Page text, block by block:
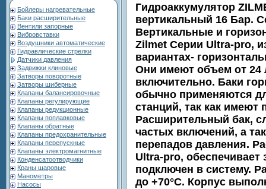
Бойлеры нагревательные
Баки расширительные
Вентили запорные
Вибровставки
Воздушники автоматические
Гидравлические стрелки
Датчики давления
Задвижки клиновые
Затворы поворотные
Затворы шиберные
Клапаны балансировочные
Клапаны регулирующие
Клапаны редукционные
Клапаны поплавковые
Клапаны обратные
Клапаны предохранительные
Клапаны перепускные
Клапаны электромагнитные
Конденсатоотводчики
Краны шаровые
Манометры
Насосы
Гидроаккумулятор
вертикальный 16 Бар.
Вертикальные и
Zilmet Серии Ultra-pro,
вариантах-
Они имеют объем от 24
включительно. Баки
обычно применяются
станций, так как имеют
Расширительный бак,
частых включений, а
перепадов давления.
Ultra-pro, обеспечивает
подключен в систему.
до +70°C. Корпус